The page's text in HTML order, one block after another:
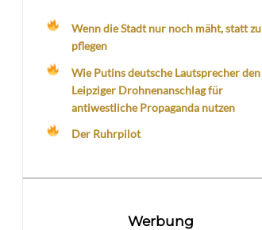
Wenn die Stadt nur noch mäht, statt zu
pflegen
Wie Putins deutsche Lautsprecher den
Leipziger Drohnenanschlag für
antiwestliche Propaganda nutzen
Der Ruhrpilot
Werbung